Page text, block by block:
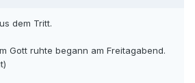
dem Tritt.
Gott ruhte begann am Freitagabend.